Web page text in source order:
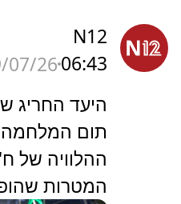
N12
06:43
07/26
היעד החריג
תום
ההלוויה של
המטרות